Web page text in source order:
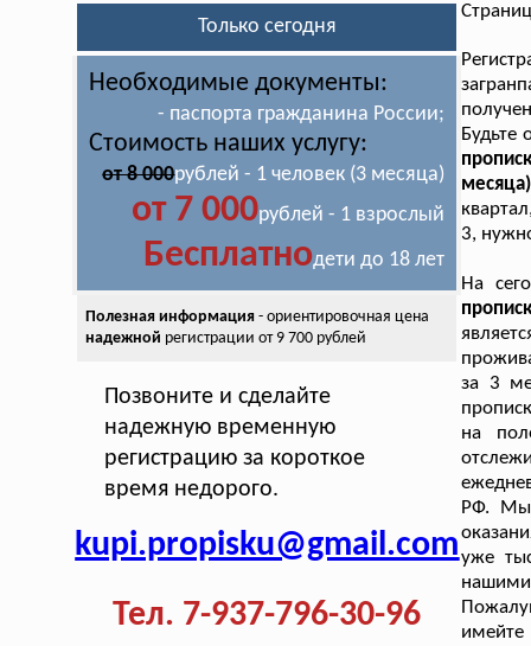
Только сегодня
Необходимые документы:
- паспорта гражданина России;
Стоимость наших услугу:
от 8 000рублей - 1 человек (3 месяца)
от 7 000рублей - 1 взрослый
Бесплатнодети до 18 лет
Полезная информация- ориентировочная цена
надежной регистрации от 9 700 рублей
Позвоните и сделайте
надежную временную
регистрацию за короткое
время недорого.
kupi.propisku@gmail.com
Тел. 7-937-796-30-96
Будьте
3,
На
за 3
на
РФ. Мы
уже
нашими